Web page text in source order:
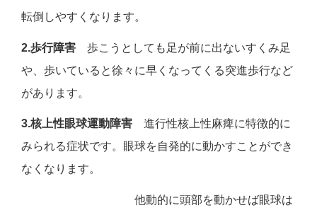
転倒しやすくなります。
2.歩行障害
歩こうとしても足が前に出ないすくみ足
や、歩いていると徐々に早くなってくる突進歩行など
があります。
3.核上性眼球運動障害 進行性核上性麻痺に特徴的に
みられる症状です。眼球を自発的に動かすことができ
なくなります。
他動的に頭部を動かせば眼球は